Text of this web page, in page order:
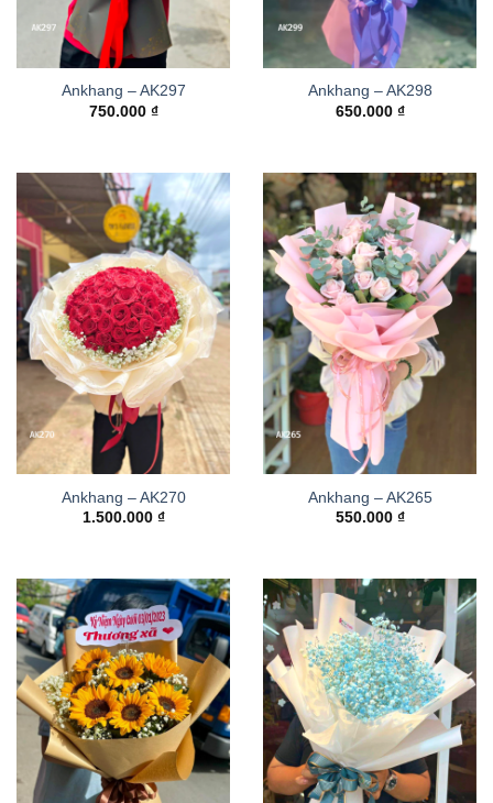
Ankhang – AK297
750.000 ₫
Ankhang – AK298
650.000 ₫
Ankhang – AK270
1.500.000 ₫
Ankhang – AK265
550.000 ₫